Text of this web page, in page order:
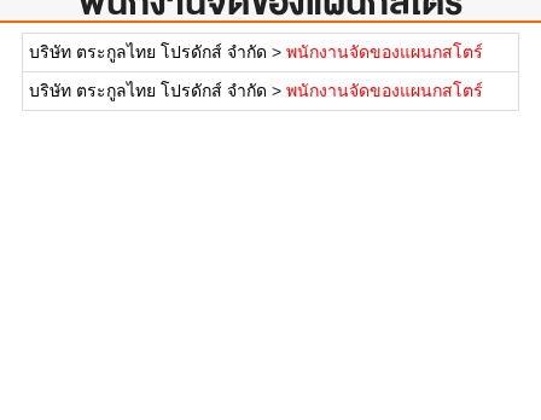
บริษัท ตระกูลไทย โปรดักส์ จำกัด > พนักงานจัดของแผนกสโตร์
บริษัท ตระกูลไทย โปรดักส์ จำกัด > พนักงานจัดของแผนกสโตร์